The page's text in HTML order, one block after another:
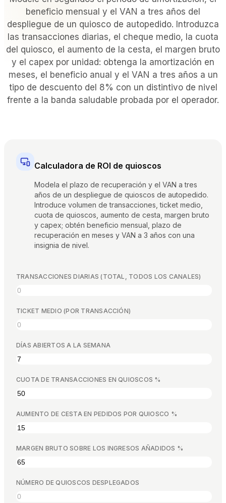
POR TIPO DE RECINTO
Restaurantes con servicio completo
Restaurantes informales y bistros
Bares y discotecas
Hoteles y complejos turísticos
Comida para llevar y a domicilio
Camiones de comida y cocinas compartidas
Tableview frente a Lightspeed
RECURSOS
Calculadoras gratis
Opiniones
Seguridad de los datos
Precios
Empleo
IDIOMA
EN
beneficio mensual y el VAN a tres años del
despliegue de un quiosco de autopedido. Introduzca
las transacciones diarias, el cheque medio, la cuota
del quiosco, el aumento de la cesta, el margen bruto
y el capex por unidad: obtenga la amortización en
meses, el beneficio anual y el VAN a tres años a un
tipo de descuento del 8% con un distintivo de nivel
frente a la banda saludable probada por el operador.
Calculadora de ROI de quioscos
Modela el plazo de recuperación y el VAN a tres
años de un despliegue de quioscos de autopedido.
Introduce volumen de transacciones, ticket medio,
cuota de quioscos, aumento de cesta, margen bruto
y capex; obtén beneficio mensual, plazo de
recuperación en meses y VAN a 3 años con una
insignia de nivel.
TRANSACCIONES DIARIAS (TOTAL, TODOS LOS CANALES)
TICKET MEDIO (POR TRANSACCIÓN)
DÍAS ABIERTOS A LA SEMANA
CUOTA DE TRANSACCIONES EN QUIOSCOS %
AUMENTO DE CESTA EN PEDIDOS POR QUIOSCO %
MARGEN BRUTO SOBRE LOS INGRESOS AÑADIDOS %
NÚMERO DE QUIOSCOS DESPLEGADOS